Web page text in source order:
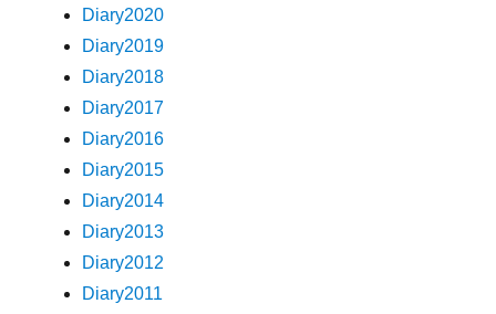
Diary2020
Diary2019
Diary2018
Diary2017
Diary2016
Diary2015
Diary2014
Diary2013
Diary2012
Diary2011